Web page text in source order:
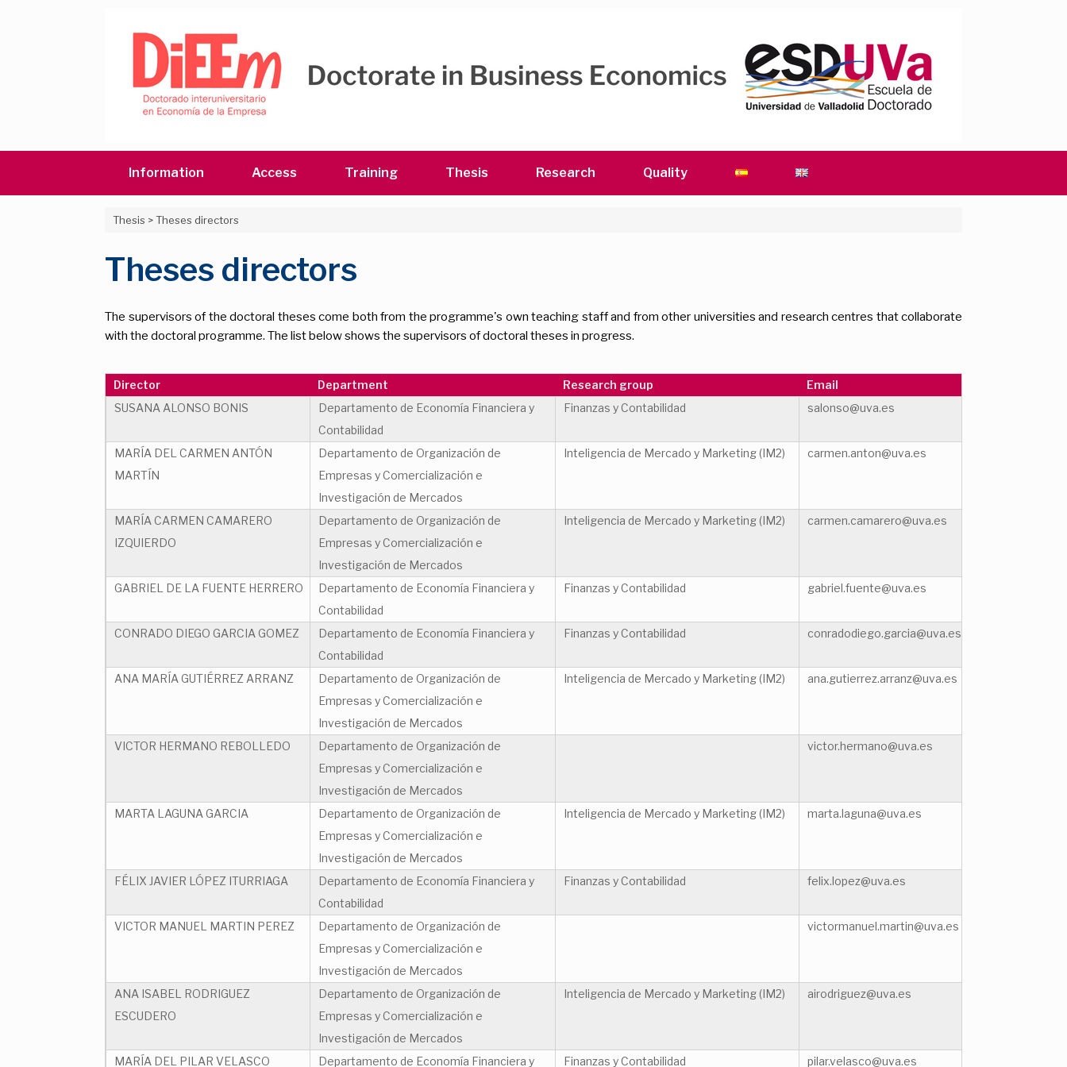
Information Access Training Thesis Research Quality
Thesis >Theses directors
Theses directors
The supervisors of the doctoral theses come both from the programme's own teaching staff and from other universities and research centres that collaborate
with the doctoral programme. The list below shows the supervisors of doctoral theses in progress.
Director Department Research group
Email
SUSANA ALONSO BONIS
Departamento de Economía Financiera y
Contabilidad
Finanzas y Contabilidad salonso@uva.es
MARÍA DEL CARMEN ANTÓN
MARTÍN
Departamento de Organización de
Empresas y Comercialización e
Investigación de Mercados
Inteligencia de Mercado y Marketing (IM2) carmen.anton@uva.es
MARÍA CARMEN CAMARERO
IZQUIERDO
Departamento de Organización de
Empresas y Comercialización e
Investigación de Mercados
Inteligencia de Mercado y Marketing (IM2) carmen.camarero@uva.es
GABRIEL DE LA FUENTE HERRERO
Departamento de Economía Financiera y
Contabilidad
Finanzas y Contabilidad gabriel.fuente@uva.es
CONRADO DIEGO GARCIA GOMEZ
Departamento de Economía Financiera y
Contabilidad
Finanzas y Contabilidad conradodiego.garcia@uva.es
ANA MARÍA GUTIÉRREZ ARRANZ
Departamento de Organización de
Empresas y Comercialización e
Investigación de Mercados
Inteligencia de Mercado y Marketing (IM2) ana.gutierrez.arranz@uva.es
VICTOR HERMANO REBOLLEDO
Departamento de Organización de
Empresas y Comercialización e
Investigación de Mercados
victor.hermano@uva.es
MARTA LAGUNA GARCIA
Departamento de Organización de
Empresas y Comercialización e
Investigación de Mercados
Inteligencia de Mercado y Marketing (IM2) marta.laguna@uva.es
FÉLIX JAVIER LÓPEZ ITURRIAGA
Departamento de Economía Financiera y
Contabilidad
Finanzas y Contabilidad felix.lopez@uva.es
VICTOR MANUEL MARTIN PEREZ
Departamento de Organización de
Empresas y Comercialización e
Investigación de Mercados
victormanuel.martin@uva.es
ANA ISABEL RODRIGUEZ
ESCUDERO
Departamento de Organización de
Empresas y Comercialización e
Investigación de Mercados
Inteligencia de Mercado y Marketing (IM2) airodriguez@uva.es
MARÍA DEL PILAR VELASCO Departamento de Economía Financiera y Finanzas y Contabilidad pilar.velasco@uva.es